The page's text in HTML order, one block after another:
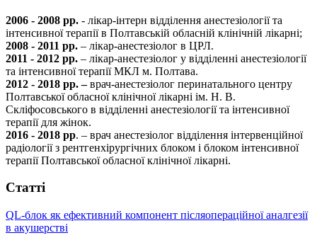
2006 - 2008 рр. - лікар-інтерн відділення анестезіології та
інтенсивної терапії в Полтавській обласній клінічній лікарні;
2008 - 2011 рр. – лікар-анестезіолог в ЦРЛ.
2011 - 2012 рр. – лікар-анестезіолог у відділенні анестезіології
та інтенсивної терапії МКЛ м. Полтава.
2012 - 2018 рр. –врач-анестезіолог перинатального центру
Полтавської обласної клінічної лікарні ім. Н. В.
Скліфосовського в відділенні анестезіології та інтенсивної
терапії для жінок.
2016 - 2018 рр. – врач анестезіолог відділення інтервенційної
радіології з рентгенхірургічних блоком і блоком інтенсивної
терапії Полтавської обласної клінічної лікарні.
Статті
QL-блок як ефективний компонент післяопераційної аналгезії
в акушерстві